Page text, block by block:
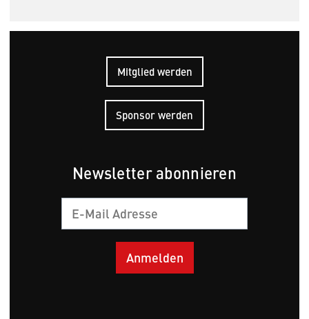
Seitennummerierung
Mitglied werden
Sponsor werden
Newsletter abonnieren